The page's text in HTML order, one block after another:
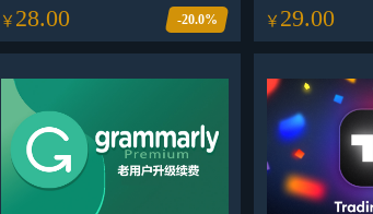
买网站
￥ 28.00 -20.0% ￥ 29.00